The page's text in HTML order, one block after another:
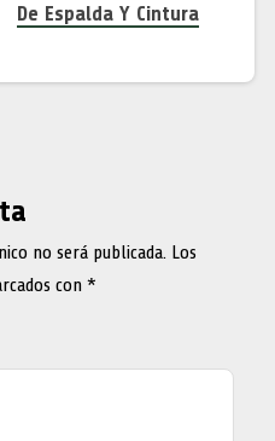
De Espalda Y Cintura
no será publicada. Los
con *